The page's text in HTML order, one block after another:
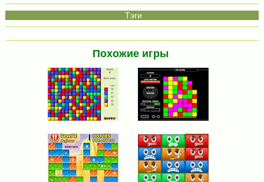
Похожие игры